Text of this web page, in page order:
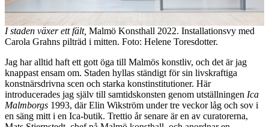
I staden växer ett fält, Malmö Konsthall 2022. Installationsvy med
Carola Grahns pilträd i mitten. Foto: Helene Toresdotter.
Jag har alltid haft ett gott öga till Malmös konstliv, och det är jag
knappast ensam om. Staden hyllas ständigt för sin livskraftiga
konstnärsdrivna scen och starka konstinstitutioner. Här
introducerades jag själv till samtidskonsten genom utställningen Ica
Malmborgs 1993, där Elin Wikström under tre veckor låg och sov i
en säng mitt i en Ica-butik. Trettio år senare är en av curatorerna,